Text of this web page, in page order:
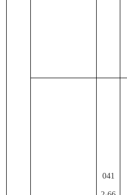
041